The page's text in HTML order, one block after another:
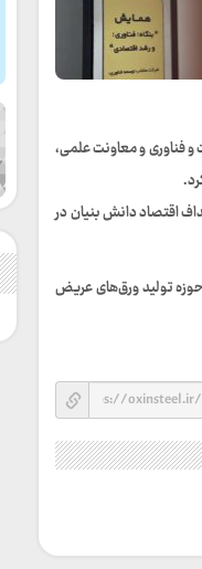
فناوری و معاونت علمی،
اقتصاد دانش بنیان در
تولید ورق‌های عریض